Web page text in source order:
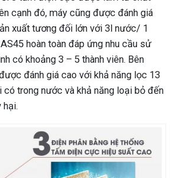
cạnh đó, máy cũng được đánh giá
xuất tương đối lớn với 3l nước/ 1
hoàn toàn đáp ứng nhu cầu sử
có khoảng 3 – 5 thành viên. Bên
đánh giá cao với khả năng lọc 13
có trong nước và khả năng loại bỏ đến
hại.